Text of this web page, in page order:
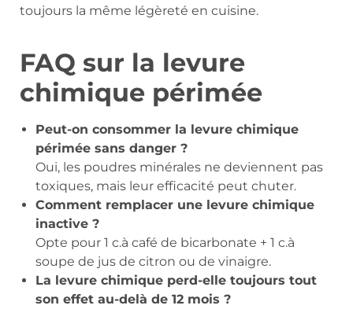
toujours la même légèreté en cuisine.
FAQ sur la levure
chimique périmée
Peut-on consommer la levure chimique
périmée sans danger ?
Oui, les poudres minérales ne deviennent pas
toxiques, mais leur efficacité peut chuter.
Comment remplacer une levure chimique
inactive ?
Opte pour 1 c.à café de bicarbonate + 1 c.à
soupe de jus de citron ou de vinaigre.
La levure chimique perd-elle toujours tout
son effet au-delà de 12 mois ?